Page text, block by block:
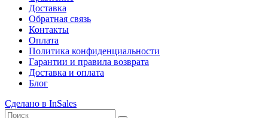
Доставка
Обратная связь
Контакты
Оплата
Политика конфиденциальности
Гарантии и правила возврата
Доставка и оплата
Блог
Сделано в InSales